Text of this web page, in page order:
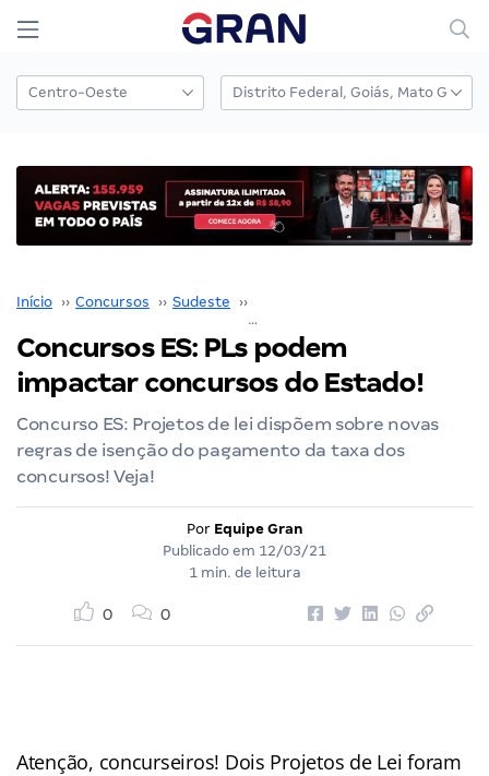
Início ›› Concursos ›› Sudeste ››
Concursos ES: PLs podem
impactar concursos do Estado!
Concurso ES: Projetos de lei dispõem sobre novas
regras de isenção do pagamento da taxa dos
concursos! Veja!
Por Equipe Gran
Publicado em 12/03/21
1 min. de leitura
0 0
Atenção, concurseiros! Dois Projetos de Lei foram